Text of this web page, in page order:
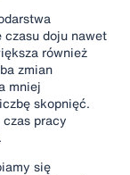
czasu doju nawet
również
zmian
mniej
skopnięć.
pracy
się